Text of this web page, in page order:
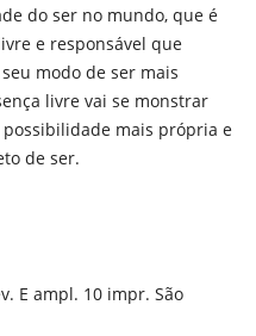
do ser no mundo, que é
e responsável que
modo de ser mais
livre vai se monstrar
mais própria e
de ser.
E ampl. 10 impr. São